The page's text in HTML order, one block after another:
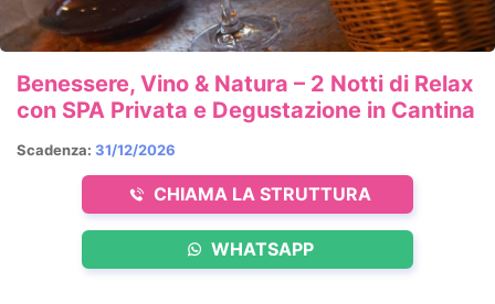
CHIAMA LA STRUTTURA
WHATSAPP
Scadenza: 31/12/2026
Benessere, Vino & Natura – 2 Notti di Relax
con SPA Privata e Degustazione in Cantina